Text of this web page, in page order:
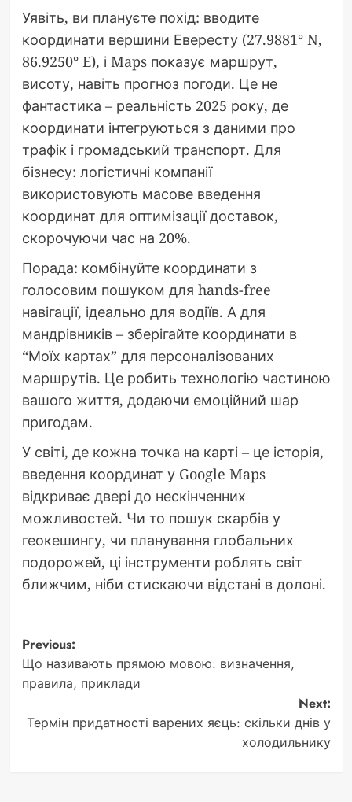
Уявіть, ви плануєте похід: вводите
координати вершини Евересту (27.9881° N,
86.9250° E), і Maps показує маршрут,
висоту, навіть прогноз погоди. Це не
фантастика – реальність 2025 року, де
координати інтегруються з даними про
трафік і громадський транспорт. Для
бізнесу: логістичні компанії
використовують масове введення
координат для оптимізації доставок,
скорочуючи час на 20%.
Порада: комбінуйте координати з
голосовим пошуком для hands-free
навігації, ідеально для водіїв. А для
мандрівників – зберігайте координати в
“Моїх картах” для персоналізованих
маршрутів. Це робить технологію частиною
вашого життя, додаючи емоційний шар
пригодам.
У світі, де кожна точка на карті – це історія,
введення координат у Google Maps
відкриває двері до нескінченних
можливостей. Чи то пошук скарбів у
геокешингу, чи планування глобальних
подорожей, ці інструменти роблять світ
ближчим, ніби стискаючи відстані в долоні.
Post
navigation
Previous:
Що називають прямою мовою: визначення,
правила, приклади
Next:
Термін придатності варених яєць: скільки днів у
холодильнику